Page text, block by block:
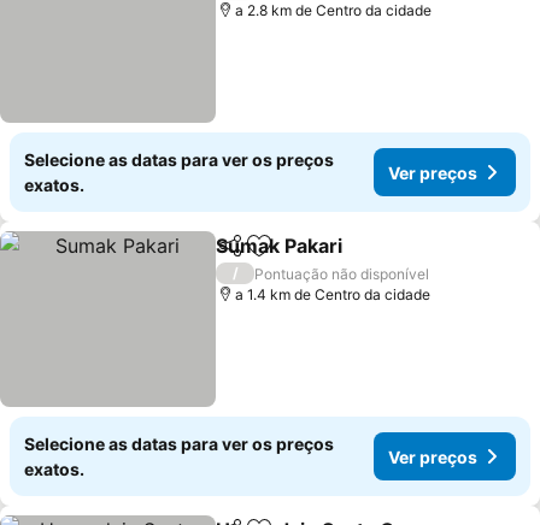
a 2.8 km de Centro da cidade
Selecione as datas para ver os preços
exatos.
Ver preços
PartilharAdicionar aos favoritos
Sumak Pakari
/
Pontuação não disponível
a 1.4 km de Centro da cidade
Selecione as datas para ver os preços
exatos.
Ver preços